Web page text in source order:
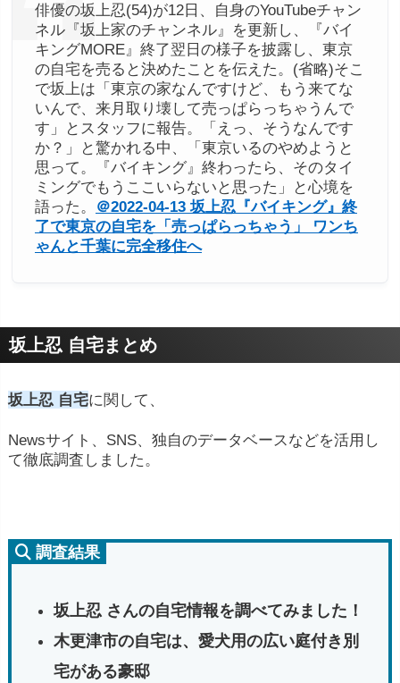
俳優の坂上忍(54)が12日、自身のYouTubeチャン
ネル『坂上家のチャンネル』を更新し、『バイ
キングMORE』終了翌日の様子を披露し、東京
の自宅を売ると決めたことを伝えた。(省略)そこ
で坂上は「東京の家なんですけど、もう来てな
いんで、来月取り壊して売っぱらっちゃうんで
す」とスタッフに報告。「えっ、そうなんです
か？」と驚かれる中、「東京いるのやめようと
思って。『バイキング』終わったら、そのタイ
ミングでもうここいらないと思った」と心境を
語った。 ＠2022-04-13 坂上忍『バイキング』終
了で東京の自宅を「売っぱらっちゃう」 ワンち
ゃんと千葉に完全移住へ
坂上忍 自宅まとめ
坂上忍 自宅に関して、
Newsサイト、SNS、独自のデータベースなどを活用し
て徹底調査しました。
調査結果
坂上忍 さんの自宅情報を調べてみました！
木更津市の自宅は、愛犬用の広い庭付き別
宅がある豪邸